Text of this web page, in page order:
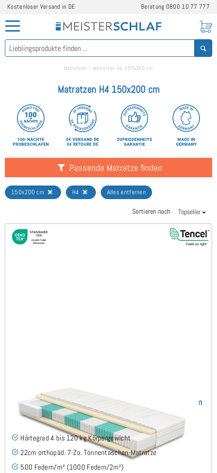
Kostenloser Versand in DE Beratung 0800 10 77 777
Matratzen Matratzen H4 150x200 cm
Matratzen H4 150x200 cm
Passende Matratze finden
150x200 cm H4 Alles entfernen
Sortieren nach Topseller
SERA H4 (TENCEL™ Lyocell) TTFK-Matratze 150x200 cm
Härtegrad 4 bis 120 kg Körpergewicht
22cm orthopäd. 7-Zo. Tonnentaschen-Matratze
500 Federn/m² (1000 Federn/2m²)